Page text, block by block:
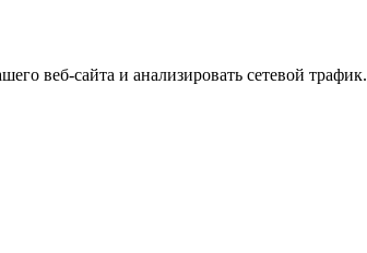
веб-сайта и анализировать сетевой трафик.